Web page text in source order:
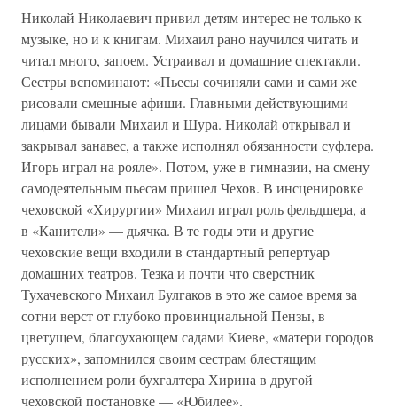
Николай Николаевич привил детям интерес не только к
музыке, но и к книгам. Михаил рано научился читать и
читал много, запоем. Устраивал и домашние спектакли.
Сестры вспоминают: «Пьесы сочиняли сами и сами же
рисовали смешные афиши. Главными действующими
лицами бывали Михаил и Шура. Николай открывал и
закрывал занавес, а также исполнял обязанности суфлера.
Игорь играл на рояле». Потом, уже в гимназии, на смену
самодеятельным пьесам пришел Чехов. В инсценировке
чеховской «Хирургии» Михаил играл роль фельдшера, а
в «Канители» — дьячка. В те годы эти и другие
чеховские вещи входили в стандартный репертуар
домашних театров. Тезка и почти что сверстник
Тухачевского Михаил Булгаков в это же самое время за
сотни верст от глубоко провинциальной Пензы, в
цветущем, благоухающем садами Киеве, «матери городов
русских», запомнился своим сестрам блестящим
исполнением роли бухгалтера Хирина в другой
чеховской постановке — «Юбилее».